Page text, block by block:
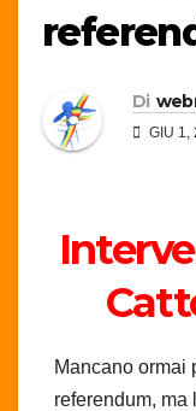
Di
GIU 1,
Mancano ormai
referendum, ma